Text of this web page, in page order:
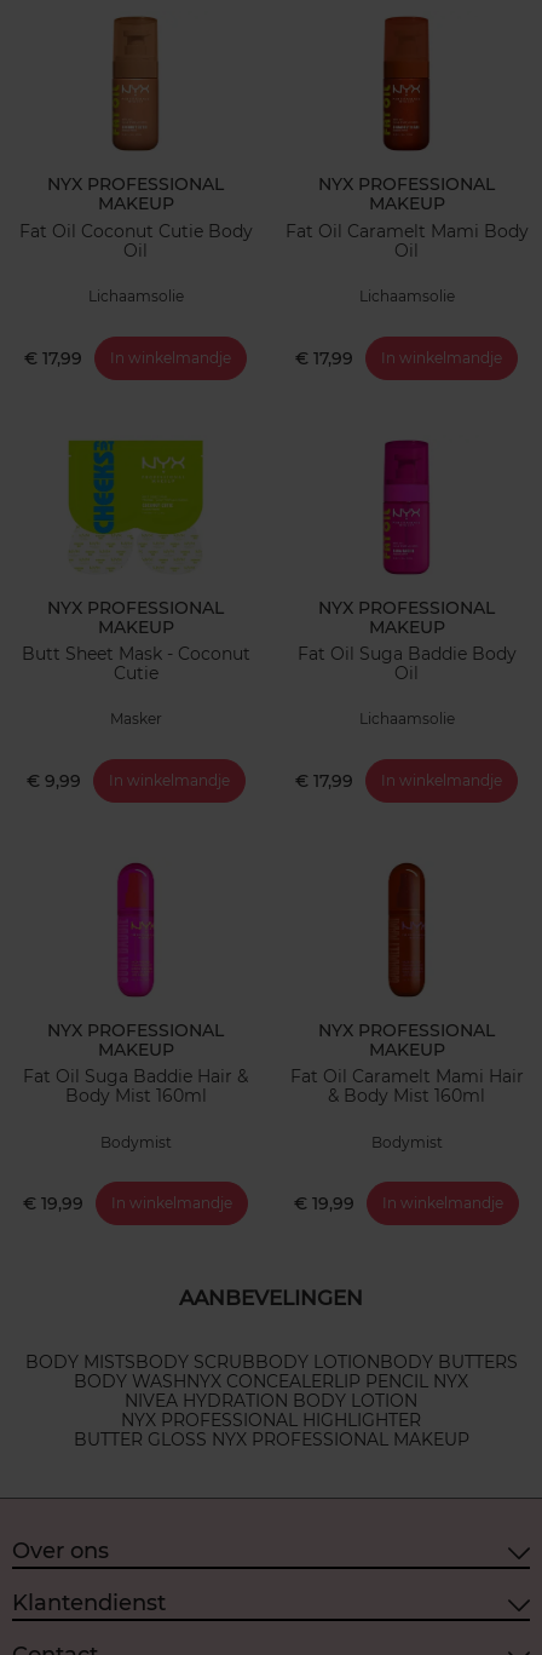
NYX PROFESSIONAL
MAKEUP
Fat Oil Coconut Cutie Body
Oil
Lichaamsolie
€ 17,99 In winkelmandje
NYX PROFESSIONAL
MAKEUP
Fat Oil Caramelt Mami Body
Oil
Lichaamsolie
€ 17,99 In winkelmandje
NYX PROFESSIONAL
MAKEUP
Butt Sheet Mask - Coconut
Cutie
Masker
€ 9,99 In winkelmandje
NYX PROFESSIONAL
MAKEUP
Fat Oil Suga Baddie Body
Oil
Lichaamsolie
€ 17,99 In winkelmandje
NYX PROFESSIONAL
MAKEUP
Fat Oil Suga Baddie Hair &
Body Mist 160ml
Bodymist
€ 19,99 In winkelmandje
NYX PROFESSIONAL
MAKEUP
Fat Oil Caramelt Mami Hair
& Body Mist 160ml
Bodymist
€ 19,99 In winkelmandje
AANBEVELINGEN
BODY MISTSBODY SCRUBBODY LOTIONBODY BUTTERS
BODY WASHNYX CONCEALERLIP PENCIL NYX
NIVEA HYDRATION BODY LOTION
NYX PROFESSIONAL HIGHLIGHTER
BUTTER GLOSS NYX PROFESSIONAL MAKEUP
Over ons
Klantendienst